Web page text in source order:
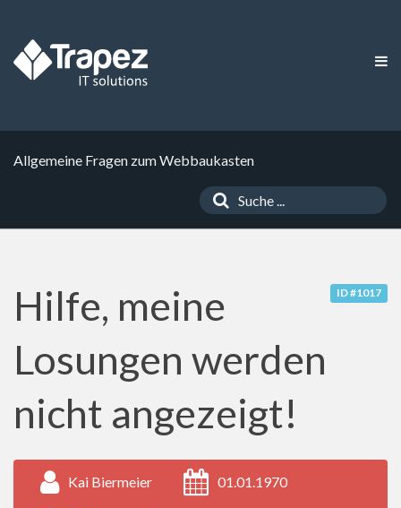
Allgemeine Fragen zum Webbaukasten
ID #1017
Hilfe, meine
Losungen werden
nicht angezeigt!
Kai Biermeier 01.01.1970